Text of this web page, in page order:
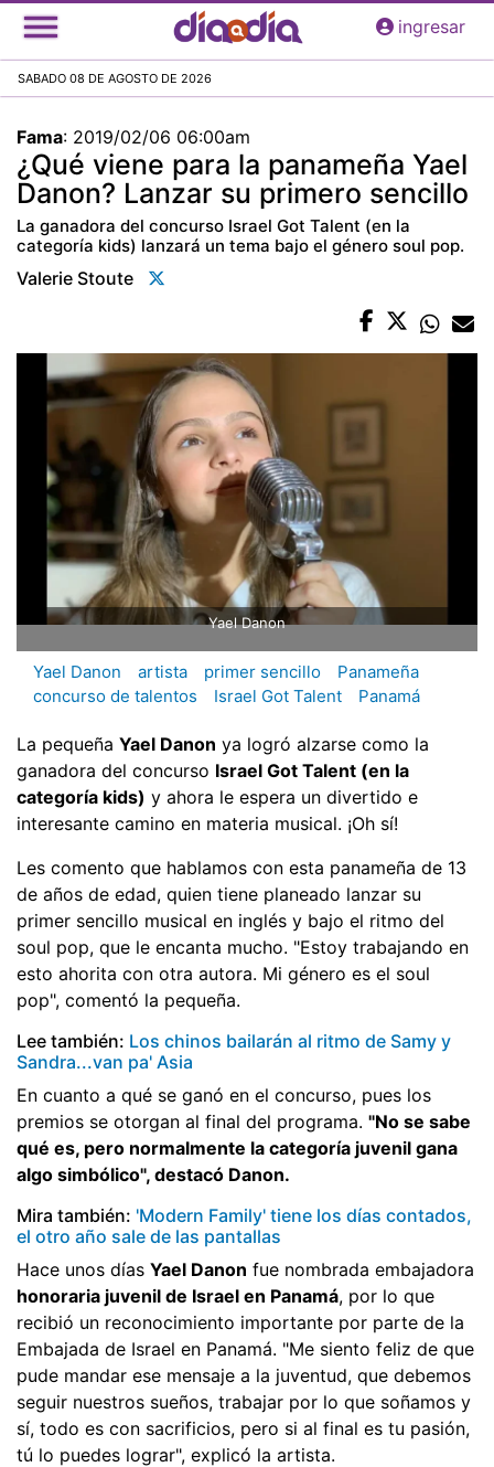
Pasar
al
principal
ingresar
SABADO 08 DE AGOSTO DE 2026
Fama: 2019/02/06 06:00am
¿Qué viene para la panameña Yael
Danon? Lanzar su primero sencillo
La ganadora del concurso Israel Got Talent (en la
categoría kids) lanzará un tema bajo el género soul pop.
Valerie Stoute
Yael Danon
Yael Danon artista primer sencillo
Panameña
concurso de talentos
Israel Got Talent Panamá
La pequeña Yael Danon ya logró alzarse como la
ganadora del concurso Israel Got Talent (en la
categoría kids) y ahora le espera un divertido e
interesante camino en materia musical. ¡Oh sí!
Les comento que hablamos con esta panameña de 13
de años de edad, quien tiene planeado lanzar su
primer sencillo musical en inglés y bajo el ritmo del
soul pop, que le encanta mucho. "Estoy trabajando en
esto ahorita con otra autora. Mi género es el soul
pop", comentó la pequeña.
Lee también: Los chinos bailarán al ritmo de Samy y
Sandra...van pa' Asia
En cuanto a qué se ganó en el concurso, pues los
premios se otorgan al final del programa. "No se sabe
qué es, pero normalmente la categoría juvenil gana
algo simbólico", destacó Danon.
Mira también: 'Modern Family' tiene los días contados,
el otro año sale de las pantallas
Hace unos días Yael Danon fue nombrada embajadora
honoraria juvenil de Israel en Panamá, por lo que
recibió un reconocimiento importante por parte de la
Embajada de Israel en Panamá. "Me siento feliz de que
pude mandar ese mensaje a la juventud, que debemos
seguir nuestros sueños, trabajar por lo que soñamos y
sí, todo es con sacrificios, pero si al final es tu pasión,
tú lo puedes lograr", explicó la artista.